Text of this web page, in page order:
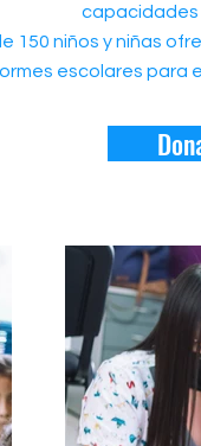
capacidades
150 niños y niñas
escolares para